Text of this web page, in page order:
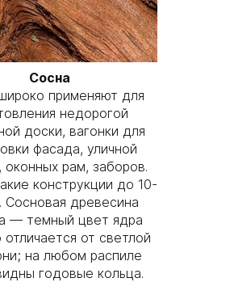
Сосна
применяют для
недорогой
доски, вагонки для
фасада, уличной
оконных рам, заборов.
конструкции до 10-
Сосновая древесина
— темный цвет ядра
отличается от светлой
на любом распиле
годовые кольца.